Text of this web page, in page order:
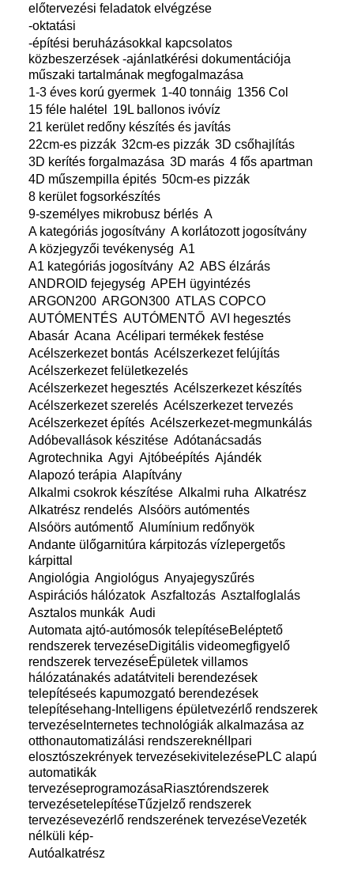
előtervezési feladatok elvégzése
-oktatási
-építési beruházásokkal kapcsolatos
közbeszerzések -ajánlatkérési dokumentációja
műszaki tartalmának megfogalmazása
1-3 éves korú gyermek 1-40 tonnáig 1356 Col
15 féle halétel
19L ballonos ivóvíz
21 kerület redőny készítés és javítás
22cm-es pizzák 32cm-es pizzák 3D csőhajlítás
3D kerítés forgalmazása 3D marás 4 fős apartman
4D műszempilla épités 50cm-es pizzák
8 kerület fogsorkészítés
9-személyes mikrobusz bérlés A
A kategóriás jogosítvány A korlátozott jogosítvány
A közjegyzői tevékenység A1
A1 kategóriás jogosítvány A2 ABS élzárás
ANDROID fejegység APEH ügyintézés
ARGON200 ARGON300 ATLAS COPCO
AUTÓMENTÉS AUTÓMENTŐ AVI hegesztés
Abasár Acana Acélipari termékek festése
Acélszerkezet bontás Acélszerkezet felújítás
Acélszerkezet felületkezelés
Acélszerkezet hegesztés Acélszerkezet készítés
Acélszerkezet szerelés Acélszerkezet tervezés
Acélszerkezet építés Acélszerkezet-megmunkálás
Adóbevallások készitése Adótanácsadás
Agrotechnika Agyi Ajtóbeépítés Ajándék
Alapozó terápia Alapítvány
Alkalmi csokrok készítése Alkalmi ruha Alkatrész
Alkatrész rendelés Alsóörs autómentés
Alsóörs autómentő Alumínium redőnyök
Andante ülőgarnitúra kárpitozás vízlepergetős
kárpittal
Angiológia Angiológus Anyajegyszűrés
Aspirációs hálózatok Aszfaltozás Asztalfoglalás
Asztalos munkák Audi
Automata ajtó-autómosók telepítéseBeléptető
rendszerek tervezéseDigitális videomegfigyelő
rendszerek tervezéseÉpületek villamos
hálózatánakés adatátviteli berendezések
telepítéseés kapumozgató berendezések
telepítésehang-Intelligens épületvezérlő rendszerek
tervezéseInternetes technológiák alkalmazása az
otthonautomatizálási rendszereknélIpari
elosztószekrények tervezésekivitelezésePLC alapú
automatikák
tervezéseprogramozásaRiasztórendszerek
tervezésetelepítéseTűzjelző rendszerek
tervezésevezérlő rendszerének tervezéseVezeték
nélküli kép-
Autóalkatrész